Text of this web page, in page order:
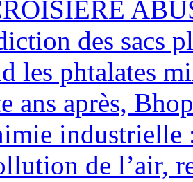
des sacs
les phtalates
ans après,
industrielle
de l’air,